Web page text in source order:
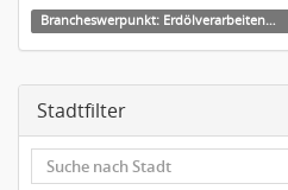
Brancheswerpunkt: Erdölverarbeitende Industrie
Stadtfilter